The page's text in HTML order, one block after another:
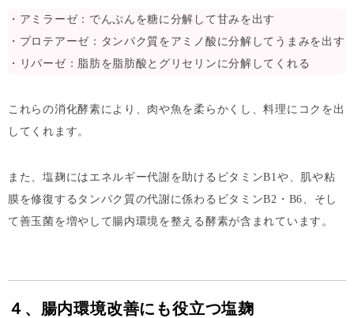
・アミラーゼ：でんぷんを糖に分解して甘みを出す
・プロテアーゼ：タンパク質をアミノ酸に分解してうまみを出す
・リパーゼ：脂肪を脂肪酸とグリセリンに分解してくれる
これらの消化酵素により、肉や魚を柔らかくし、料理にコクを出
してくれます。
また、塩麹にはエネルギー代謝を助けるビタミンB1や、肌や粘
膜を修復するタンパク質の代謝に係わるビタミンB2・B6、そし
て善玉菌を増やして腸内環境を整える酵素が含まれています。
４、腸内環境改善にも役立つ塩麹